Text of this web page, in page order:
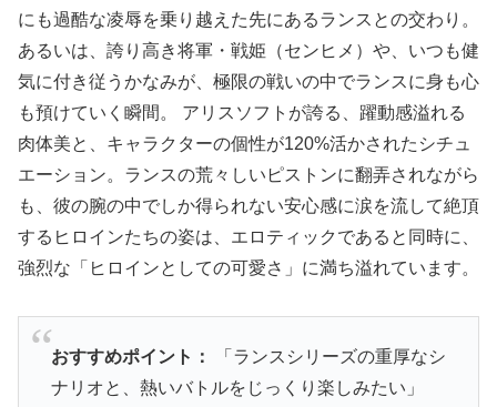
にも過酷な凌辱を乗り越えた先にあるランスとの交わり。
あるいは、誇り高き将軍・戦姫（センヒメ）や、いつも健
気に付き従うかなみが、極限の戦いの中でランスに身も心
も預けていく瞬間。 アリスソフトが誇る、躍動感溢れる
肉体美と、キャラクターの個性が120%活かされたシチュ
エーション。ランスの荒々しいピストンに翻弄されながら
も、彼の腕の中でしか得られない安心感に涙を流して絶頂
するヒロインたちの姿は、エロティックであると同時に、
強烈な「ヒロインとしての可愛さ」に満ち溢れています。
おすすめポイント：
「ランスシリーズの重厚なシ
ナリオと、熱いバトルをじっくり楽しみたい」